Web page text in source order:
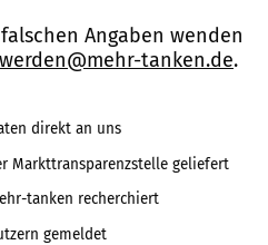
Angaben wenden
tanken.de.
direkt an uns
Markttransparenzstelle geliefert
tanken recherchiert
gemeldet